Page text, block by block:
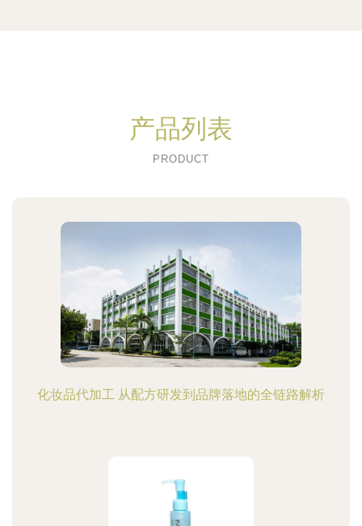
产品列表
PRODUCT
化妆品代加工 从配方研发到品牌落地的全链路解析